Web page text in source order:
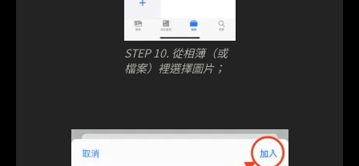
STEP 10. 從相簿（或
檔案）裡選擇圖片；